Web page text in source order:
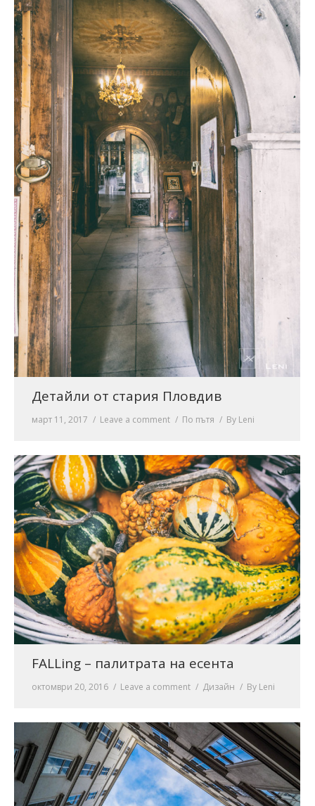
Детайли от стария Пловдив
март 11, 2017 Leave a comment По пътя By Leni
FALLing – палитрата на есента
октомври 20, 2016 Leave a comment Дизайн By Leni